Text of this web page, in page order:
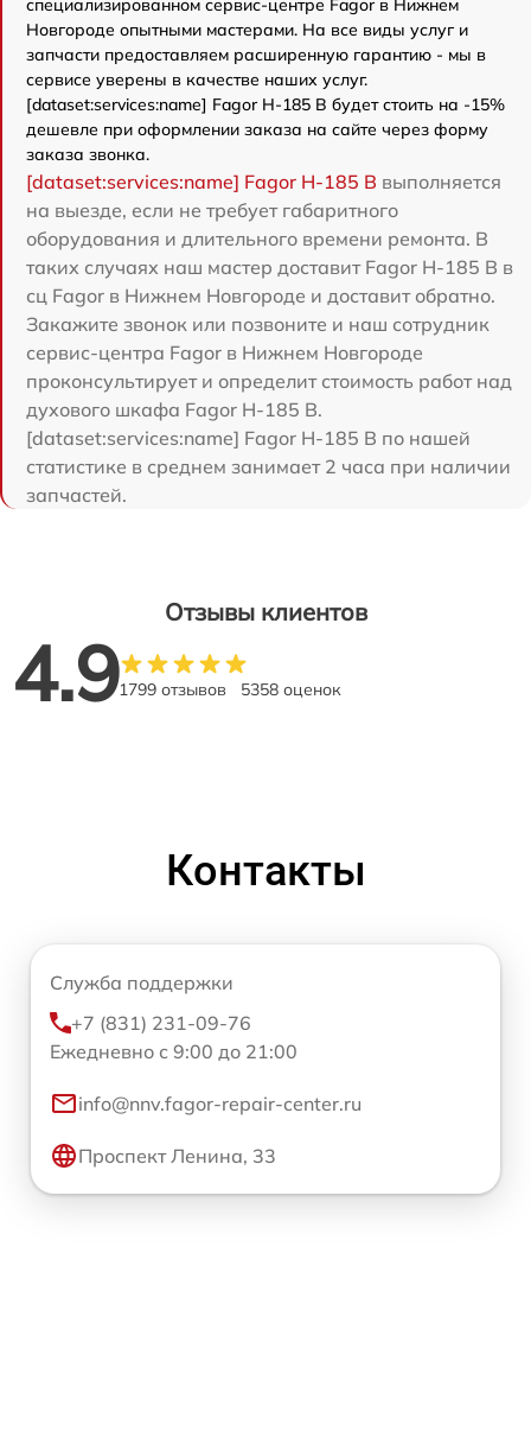
Новгороде опытными мастерами. На все виды услуг и
запчасти предоставляем расширенную гарантию - мы в
сервисе уверены в качестве наших услуг.
[dataset:services:name] Fagor H-185 B будет стоить на -15%
дешевле при оформлении заказа на сайте через форму
заказа звонка.
[dataset:services:name] Fagor H-185 B выполняется
на выезде, если не требует габаритного
оборудования и длительного времени ремонта. В
таких случаях наш мастер доставит Fagor H-185 B в
сц Fagor в Нижнем Новгороде и доставит обратно.
Закажите звонок или позвоните и наш сотрудник
сервис-центра Fagor в Нижнем Новгороде
проконсультирует и определит стоимость работ над
духового шкафа Fagor H-185 B.
[dataset:services:name] Fagor H-185 B по нашей
статистике в среднем занимает 2 часа при наличии
запчастей.
Отзывы клиентов
4.91799 отзывов 5358 оценок
Контакты
Служба поддержки
+7 (831) 231-09-76
Ежедневно с 9:00 до 21:00
info@nnv.fagor-repair-center.ru
Проспект Ленина, 33